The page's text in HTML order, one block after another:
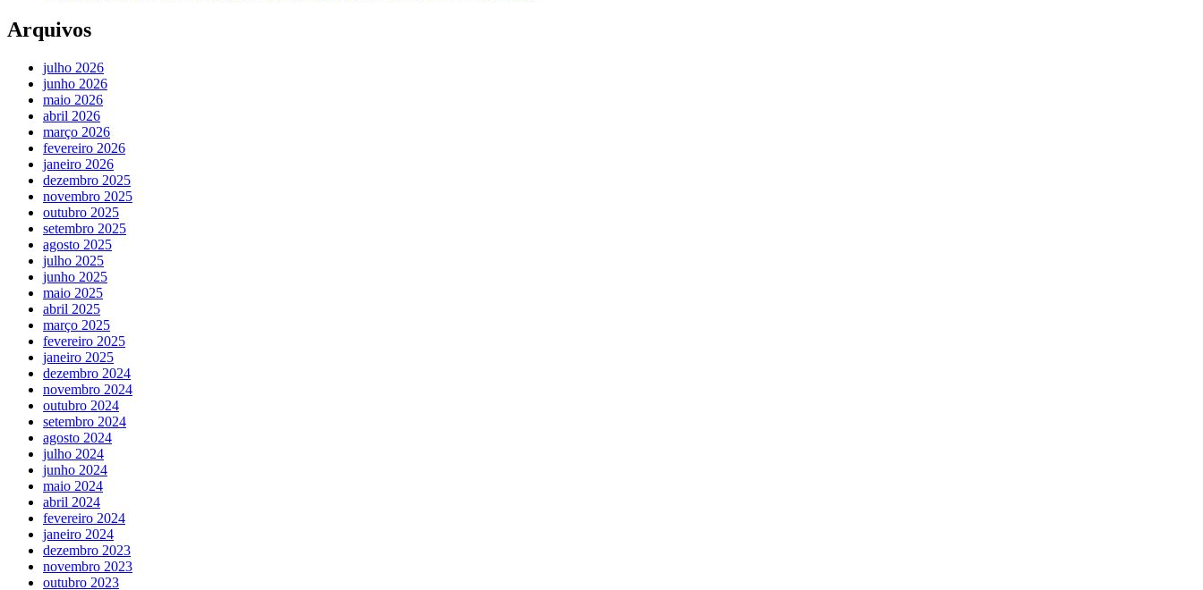
Arquivos
julho 2026
junho 2026
maio 2026
abril 2026
março 2026
fevereiro 2026
janeiro 2026
dezembro 2025
novembro 2025
outubro 2025
setembro 2025
agosto 2025
julho 2025
junho 2025
maio 2025
abril 2025
março 2025
fevereiro 2025
janeiro 2025
dezembro 2024
novembro 2024
outubro 2024
setembro 2024
agosto 2024
julho 2024
junho 2024
maio 2024
abril 2024
fevereiro 2024
janeiro 2024
dezembro 2023
novembro 2023
outubro 2023